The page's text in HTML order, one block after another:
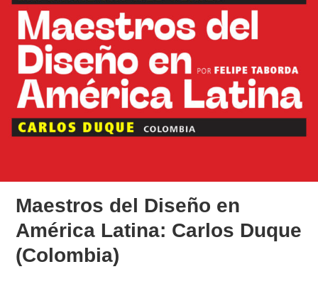
Maestros del Diseño en
América Latina: Carlos Duque
(Colombia)